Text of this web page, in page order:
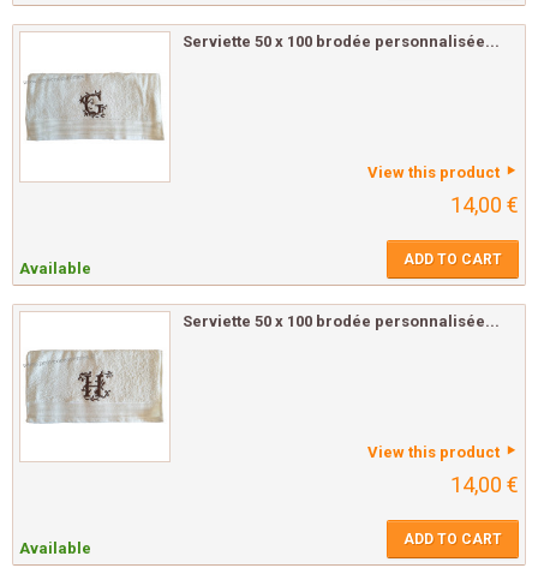
Serviette 50 x 100 brodée personnalisée...
View this product
14,00 €
Available ADD TO CART
Serviette 50 x 100 brodée personnalisée...
View this product
14,00 €
Available ADD TO CART